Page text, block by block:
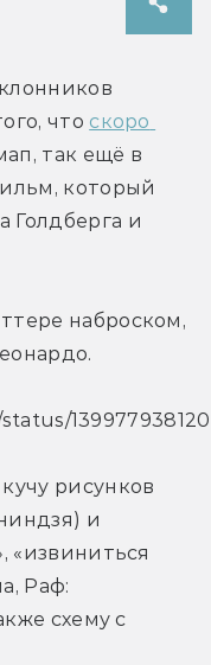
что скоро
так ещё в
который
Голдберга и
наброском,
рисунков
и
«извиниться
Раф:
схему с